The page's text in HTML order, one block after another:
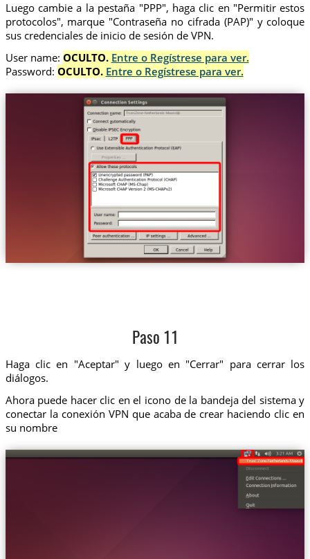
Luego cambie a la pestaña "PPP", haga clic en "Permitir estos
protocolos", marque "Contraseña no cifrada (PAP)" y coloque
sus credenciales de inicio de sesión de VPN.
User name: OCULTO. Entre o Regístrese para ver.
Password: OCULTO. Entre o Regístrese para ver.
Trust.Zone-Netherlands-Maasdijk
Paso 11
Haga clic en "Aceptar" y luego en "Cerrar" para cerrar los
diálogos.
Ahora puede hacer clic en el icono de la bandeja del sistema y
conectar la conexión VPN que acaba de crear haciendo clic en
su nombre
Trust.Zone-Netherlands-Maasdijk